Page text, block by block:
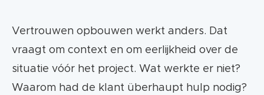
Vertrouwen opbouwen werkt anders. Dat
vraagt om context en om eerlijkheid over de
situatie vóór het project. Wat werkte er niet?
Waarom had de klant überhaupt hulp nodig?